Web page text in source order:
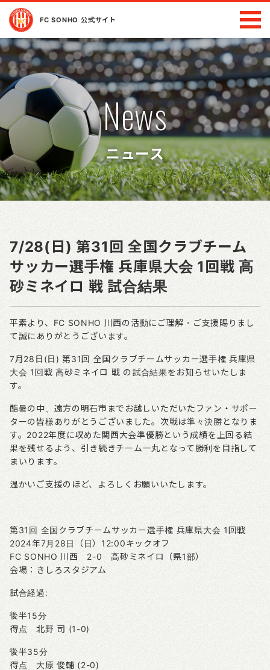
FC SONHO 公式サイト
News
ニュース
7/28(日) 第31回 全国クラブチーム
サッカー選手権 兵庫県大会 1回戦 高
砂ミネイロ 戦 試合結果
平素より、FC SONHO 川西の活動にご理解・ご支援賜りまし
て誠にありがとうございます。
7月28日(日) 第31回 全国クラブチームサッカー選手権 兵庫県
大会 1回戦 高砂ミネイロ 戦 の試合結果をお知らせいたしま
す。
酷暑の中、遠方の明石市までお越しいただいたファン・サポー
ターの皆様ありがとうございました。次戦は準々決勝となりま
す。2022年度に収めた関西大会準優勝という成績を上回る結
果を残せるよう、引き続きチーム一丸となって勝利を目指して
まいります。
温かいご支援のほど、よろしくお願いいたします。
第31回 全国クラブチームサッカー選手権 兵庫県大会 1回戦
2024年7月28日（日）12:00キックオフ
FC SONHO 川西 2-0 高砂ミネイロ（県1部）
会場：きしろスタジアム
試合経過:
後半15分
得点 北野 司 (1-0)
後半35分
得点 大原 俊輔 (2-0)